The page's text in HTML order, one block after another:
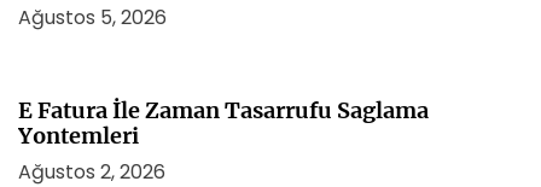
Ağustos 5, 2026
E Fatura İle Zaman Tasarrufu Saglama
Yontemleri
Ağustos 2, 2026